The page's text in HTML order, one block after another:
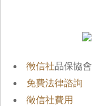
徵信社品保協會
免費法律諮詢
徵信社費用